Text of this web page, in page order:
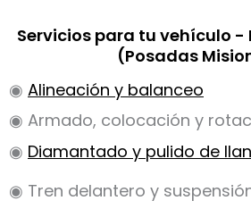
Servicios para tu vehículo -
(Posadas
◉ Alineación y balanceo
◉ Armado, colocación y
◉ Diamantado y pulido de
◉ Tren delantero y